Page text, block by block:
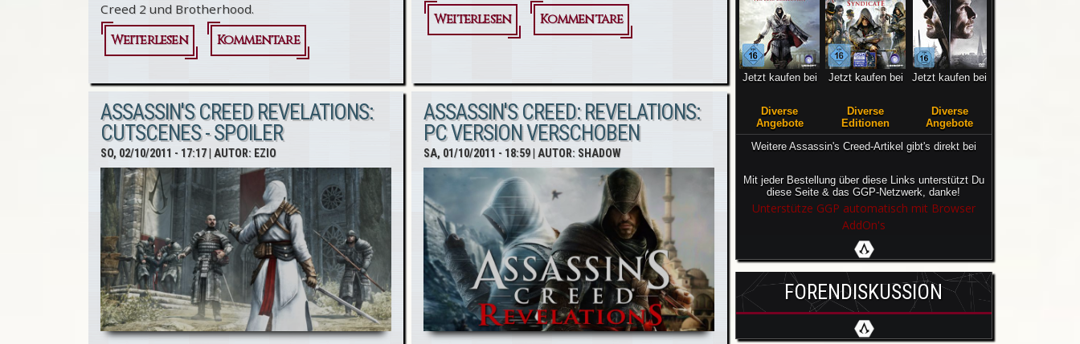
Creed 2 und Brotherhood.
Weiterlesen
über
Revelations:
Story
Trailer - Das
Ende einer
Ära
Kommentare
Weiterlesen
über
Creed-
Titel
kommt
2012
Kommentare
ASSASSIN'S CREED REVELATIONS:
CUTSCENES - SPOILER
SO, 02/10/2011 - 17:17| AUTOR: EZIO
ASSASSIN'S CREED: REVELATIONS:
PC VERSION VERSCHOBEN
SA, 01/10/2011 - 18:59| AUTOR: SHADOW
Jetzt kaufen bei
Diverse
Angebote
Jetzt kaufen bei
Diverse
Editionen
Jetzt kaufen bei
Diverse
Angebote
Weitere Assassin's Creed-Artikel gibt's direkt bei
Mit jeder Bestellung über diese Links unterstützt Du
diese Seite & das GGP-Netzwerk, danke!
Unterstütze GGP automatisch mit Browser
AddOn's
FORENDISKUSSION